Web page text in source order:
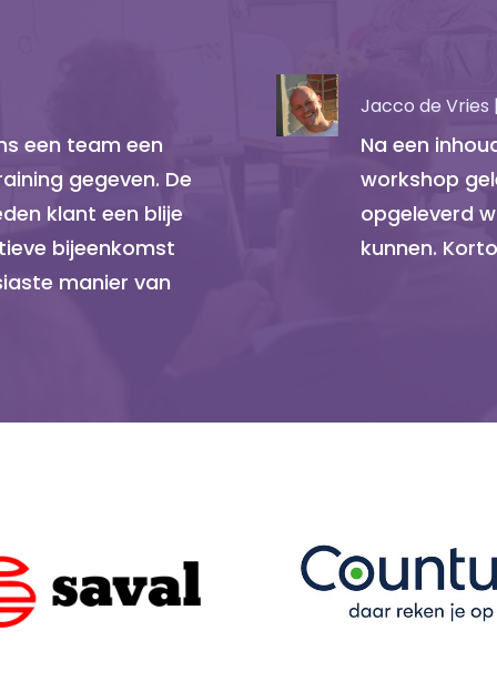
een team een
gegeven. De
klant een blije
bijeenkomst
manier van
Jacco de Vries
Na een
workshop
opgeleverd
kunnen.